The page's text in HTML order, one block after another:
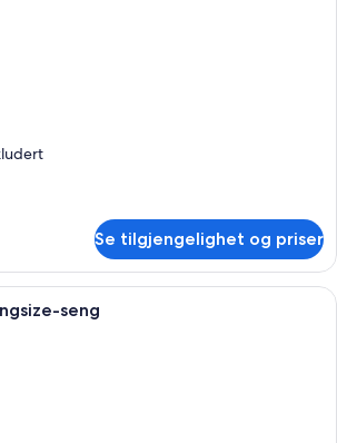
Se tilgjengelighet og priser
seng